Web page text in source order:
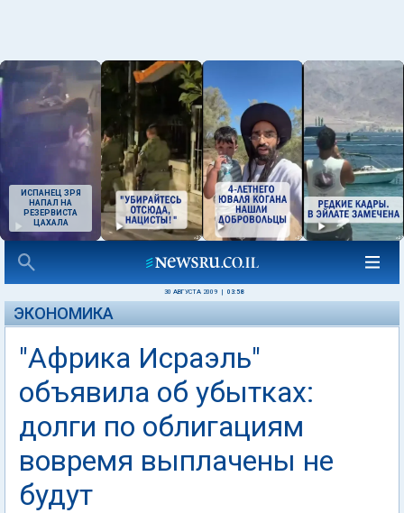
ИСПАНЕЦ ЗРЯ
НАПАЛ НА
РЕЗЕРВИСТА
ЦАХАЛА
30 АВГУСТА 2009 03:58
ЭКОНОМИКА
"Африка Исраэль"
объявила об убытках:
долги по облигациям
вовремя выплачены не
будут